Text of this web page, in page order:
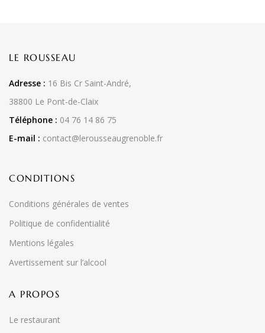
LE ROUSSEAU
Adresse : 16 Bis Cr Saint-André,
38800 Le Pont-de-Claix
Téléphone : 04 76 14 86 75
E-mail : contact@lerousseaugrenoble.fr
CONDITIONS
Conditions générales de ventes
Politique de confidentialité
Mentions légales
Avertissement sur l’alcool
A PROPOS
Le restaurant